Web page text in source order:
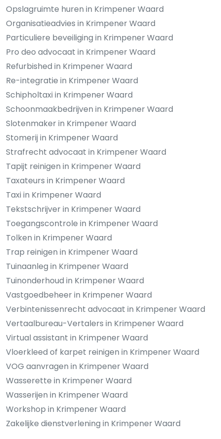
Opslagruimte huren in Krimpener Waard
Organisatieadvies in Krimpener Waard
Particuliere beveiliging in Krimpener Waard
Pro deo advocaat in Krimpener Waard
Refurbished in Krimpener Waard
Re-integratie in Krimpener Waard
Schipholtaxi in Krimpener Waard
Schoonmaakbedrijven in Krimpener Waard
Slotenmaker in Krimpener Waard
Stomerij in Krimpener Waard
Strafrecht advocaat in Krimpener Waard
Tapijt reinigen in Krimpener Waard
Taxateurs in Krimpener Waard
Taxi in Krimpener Waard
Tekstschrijver in Krimpener Waard
Toegangscontrole in Krimpener Waard
Tolken in Krimpener Waard
Trap reinigen in Krimpener Waard
Tuinaanleg in Krimpener Waard
Tuinonderhoud in Krimpener Waard
Vastgoedbeheer in Krimpener Waard
Verbintenissenrecht advocaat in Krimpener Waard
Vertaalbureau-Vertalers in Krimpener Waard
Virtual assistant in Krimpener Waard
Vloerkleed of karpet reinigen in Krimpener Waard
VOG aanvragen in Krimpener Waard
Wasserette in Krimpener Waard
Wasserijen in Krimpener Waard
Workshop in Krimpener Waard
Zakelijke dienstverlening in Krimpener Waard